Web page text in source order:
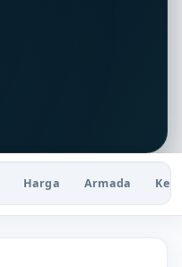
Harga Armada